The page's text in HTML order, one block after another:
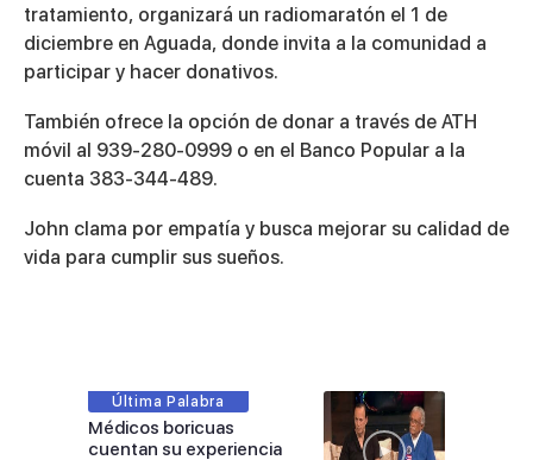
tratamiento, organizará un radiomaratón el 1 de
diciembre en Aguada, donde invita a la comunidad a
participar y hacer donativos.
También ofrece la opción de donar a través de ATH
móvil al 939-280-0999 o en el Banco Popular a la
cuenta 383-344-489.
John clama por empatía y busca mejorar su calidad de
vida para cumplir sus sueños.
Última Palabra
Médicos boricuas
cuentan su experiencia